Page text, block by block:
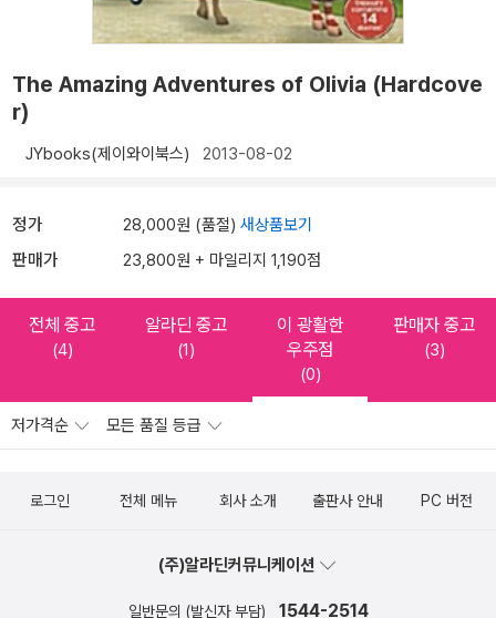
The Amazing Adventures of Olivia (Hardcove
r)
JYbooks(제이와이북스) 2013-08-02
정가 28,000원 (품절) 새상품보기
판매가 23,800원 + 마일리지 1,190점
전체 중고
(4)
알라딘 중고
(1)
이 광활한
우주점
(0)
판매자 중고
(3)
저가격순 모든 품질 등급
로그인 전체 메뉴 회사 소개 출판사 안내 PC 버전
(주)알라딘커뮤니케이션
일반문의 (발신자 부담) 1544-2514